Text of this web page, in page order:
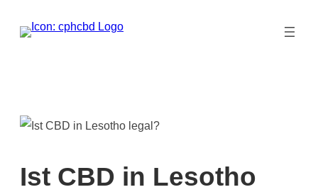
Inhalt
Ist CBD in Lesotho